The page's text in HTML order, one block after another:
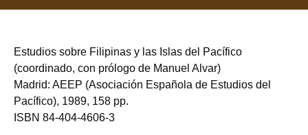
Estudios sobre Filipinas y las Islas del Pacífico
(coordinado, con prólogo de Manuel Alvar)
Madrid: AEEP (Asociación Española de Estudios del
Pacífico), 1989, 158 pp.
ISBN 84-404-4606-3